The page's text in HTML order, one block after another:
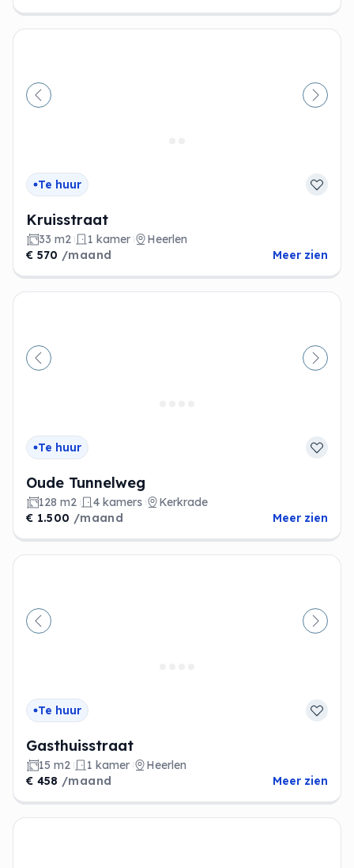
Vorige
Te huur
Kruisstraat
33 m2 1 kamer
Heerlen
€ 570 /maand Meer zien
Vorige
Te huur
Oude Tunnelweg
128 m2 4 kamers
Kerkrade
€ 1.500 /maand Meer zien
Vorige
Te huur
Gasthuisstraat
15 m2 1 kamer
Heerlen
€ 458 /maand Meer zien